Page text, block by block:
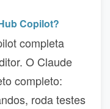
Copilot?
completa
O Claude
completo:
roda testes